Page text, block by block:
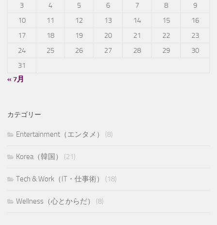
3
4 5 6 7 8
9
10
11 12 13 14 15
16
17
18 19 20 21 22
23
24
25 26 27 28 29
30
31
« 7月
カテゴリー
Entertainment（エンタメ） (8)
Korea（韓国） (21)
Tech & Work（IT・仕事術） (18)
Wellness（心とからだ） (8)